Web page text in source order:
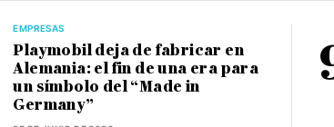
EMPRESAS
Playmobil deja de fabricar en
Alemania: el fin de una era para
un símbolo del “Made in
Germany”